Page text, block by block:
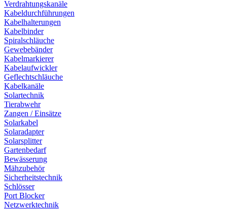
Verdrahtungskanäle
Kabeldurchführungen
Kabelhalterungen
Kabelbinder
Spiralschläuche
Gewebebänder
Kabelmarkierer
Kabelaufwickler
Geflechtschläuche
Kabelkanäle
Solartechnik
Tierabwehr
Zangen / Einsätze
Solarkabel
Solaradapter
Solarsplitter
Gartenbedarf
Bewässerung
Mähzubehör
Sicherheitstechnik
Schlösser
Port Blocker
Netzwerktechnik